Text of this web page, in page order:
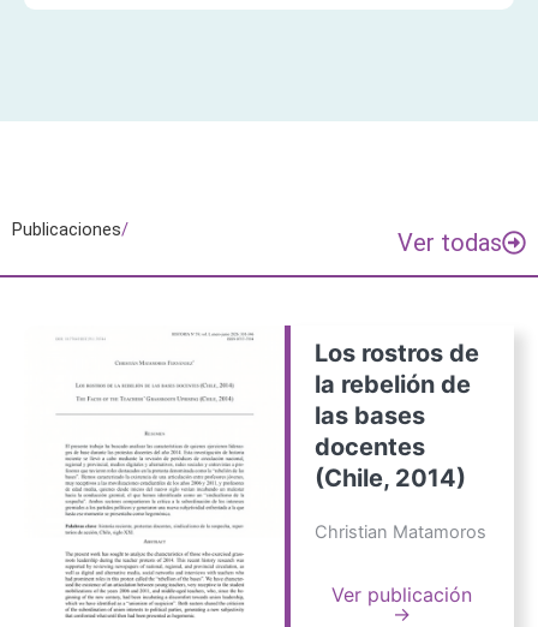
Publicaciones/ Ver todas
Los rostros de
la rebelión de
las bases
docentes
(Chile, 2014)
Christian Matamoros
Ver publicación
→